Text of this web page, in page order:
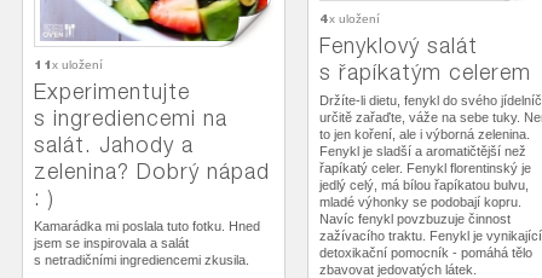
4x uložení
Fenyklový salát
s řapíkatým celerem
Držíte-li dietu, fenykl do svého
určitě zařaďte, váže na sebe tuky.
to jen koření, ale i výborná zelenina.
Fenykl je sladší a aromatičtější než
řapíkatý celer. Fenykl florentinský je
jedlý celý, má bílou řapíkatou bulvu,
mladé výhonky se podobají kopru.
Navíc fenykl povzbuzuje činnost
zažívacího traktu. Fenykl je vynikající
detoxikační pomocník - pomáhá tělo
zbavovat jedovatých látek.
11x uložení
Experimentujte
s ingrediencemi na
salát. Jahody a
zelenina? Dobrý nápad
: )
Kamarádka mi poslala tuto fotku. Hned
jsem se inspirovala a salát
s netradičními ingrediencemi zkusila.